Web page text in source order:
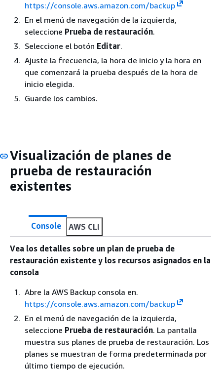
https://console.aws.amazon.com/backup
En el menú de navegación de la izquierda,
seleccione Prueba de restauración.
Seleccione el botón Editar.
Ajuste la frecuencia, la hora de inicio y la hora en
que comenzará la prueba después de la hora de
inicio elegida.
Guarde los cambios.
Visualización de planes de
prueba de restauración
existentes
Console AWS CLI
Vea los detalles sobre un plan de prueba de
restauración existente y los recursos asignados en la
consola
Abre la AWS Backup consola en.
https://console.aws.amazon.com/backup
En el menú de navegación de la izquierda,
seleccione Prueba de restauración. La pantalla
muestra sus planes de prueba de restauración. Los
planes se muestran de forma predeterminada por
último tiempo de ejecución.